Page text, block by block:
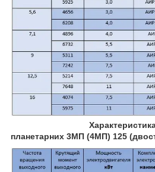
планетарних 3МП (4МП) 125